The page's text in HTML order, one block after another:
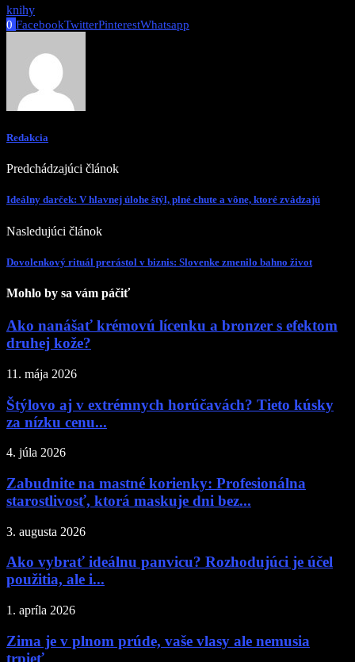
knihy
0 FacebookTwitterPinterestWhatsapp
Redakcia
Predchádzajúci článok
Ideálny darček: V hlavnej úlohe štýl, plné chute a vône, ktoré zvádzajú
Nasledujúci článok
Dovolenkový rituál prerástol v biznis: Slovenke zmenilo bahno život
Mohlo by sa vám páčiť
Ako nanášať krémovú lícenku a bronzer s efektom
druhej kože?
11. mája 2026
Štýlovo aj v extrémnych horúčavách? Tieto kúsky
za nízku cenu...
4. júla 2026
Zabudnite na mastné korienky: Profesionálna
starostlivosť, ktorá maskuje dni bez...
3. augusta 2026
Ako vybrať ideálnu panvicu? Rozhodujúci je účel
použitia, ale i...
1. apríla 2026
Zima je v plnom prúde, vaše vlasy ale nemusia
trpieť